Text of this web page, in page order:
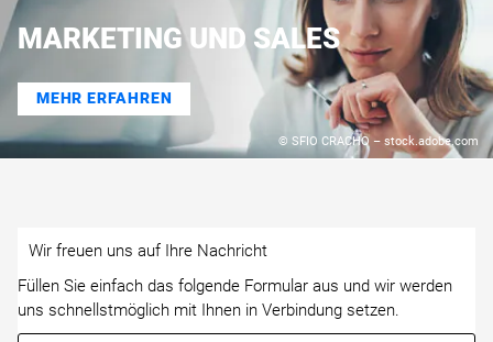
© SFIO CRACHO – stock.adobe.com
MARKETING UND SALES
MEHR ERFAHREN
Wir freuen uns auf Ihre Nachricht
Füllen Sie einfach das folgende Formular aus und wir werden
uns schnellstmöglich mit Ihnen in Verbindung setzen.